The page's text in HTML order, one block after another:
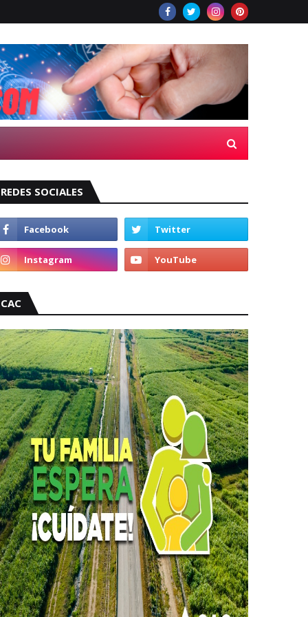
REDES SOCIALES
CAC